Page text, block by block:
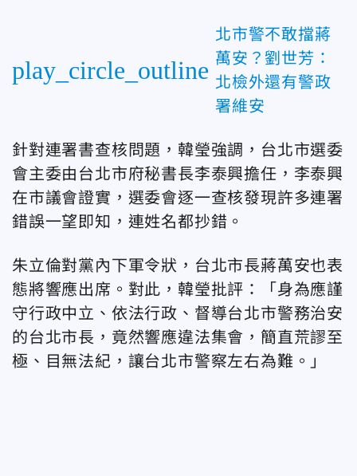
play_circle_outline
北市警不敢擋蔣
萬安？劉世芳：
北檢外還有警政
署維安
針對連署書查核問題，韓瑩強調，台北市選委
會主委由台北市府秘書長李泰興擔任，李泰興
在市議會證實，選委會逐一查核發現許多連署
錯誤一望即知，連姓名都抄錯。
朱立倫對黨內下軍令狀，台北市長蔣萬安也表
態將響應出席。對此，韓瑩批評：「身為應謹
守行政中立、依法行政、督導台北市警務治安
的台北市長，竟然響應違法集會，簡直荒謬至
極、目無法紀，讓台北市警察左右為難。」